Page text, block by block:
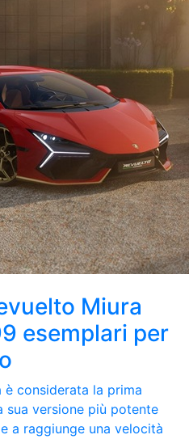
Miura
esemplari per
è considerata la prima
sua versione più potente
a raggiunge una velocità